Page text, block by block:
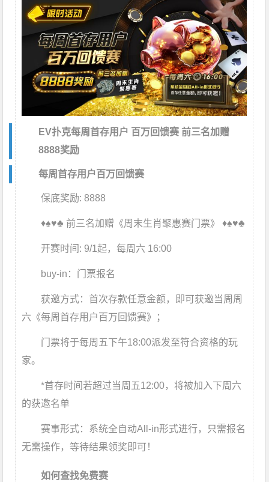
EV扑克每周首存用户 百万回馈赛 前三名加赠
8888奖励
每周首存用户百万回馈赛
保底奖励:8888
♦♠♥♣ 前三名加赠《周末生肖聚惠赛门票》 ♦♠♥♣
开赛时间: 9/1起，每周六 16:00
buy-in： 门票报名
获邀方式： 首次存款任意金额，即可获邀当周周
六《每周首存用户百万回馈赛》；
门票将于每周五下午18:00派发至符合资格的玩
家。
*首存时间若超过当周五12:00，将被加入下周六
的获邀名单
赛事形式： 系统全自动All-in形式进行，只需报名
无需操作，等待结果领奖即可！
如何查找免费赛